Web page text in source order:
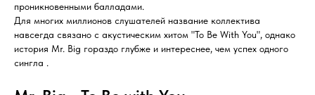
проникновенными балладами.
Для многих миллионов слушателей название коллектива
навсегда связано с акустическим хитом "To Be With You", однако
история Mr. Big гораздо глубже и интереснее, чем успех одного
сингла .